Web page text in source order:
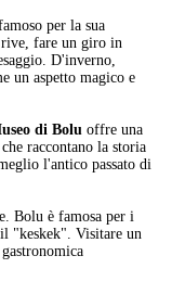
per la sua
rive, fare un giro in
D'inverno,
un aspetto magico e
di Boluoffre una
raccontano la storia
l'antico passato di
Bolu è famosa per i
"keskek". Visitare un